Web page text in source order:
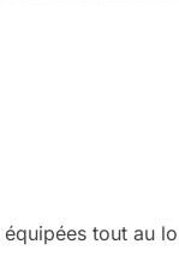
équipées tout au